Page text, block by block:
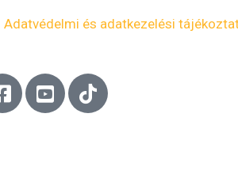
Adatvédelmi és adatkezelési
F
a
Y
o
T
i